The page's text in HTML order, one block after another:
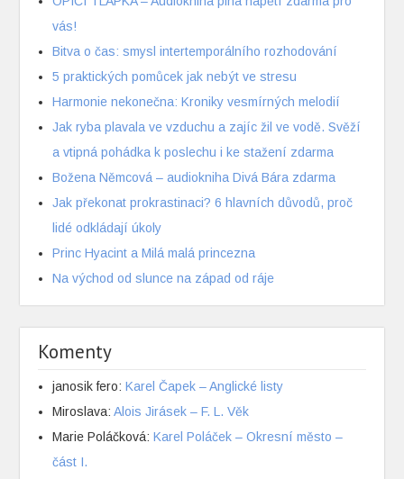
vás!
Bitva o čas: smysl intertemporálního rozhodování
5 praktických pomůcek jak nebýt ve stresu
Harmonie nekonečna: Kroniky vesmírných melodií
Jak ryba plavala ve vzduchu a zajíc žil ve vodě. Svěží
a vtipná pohádka k poslechu i ke stažení zdarma
Božena Němcová – audiokniha Divá Bára zdarma
Jak překonat prokrastinaci? 6 hlavních důvodů, proč
lidé odkládají úkoly
Princ Hyacint a Milá malá princezna
Na východ od slunce na západ od ráje
Komenty
janosik fero:Karel Čapek – Anglické listy
Miroslava:Alois Jirásek – F. L. Věk
Marie Poláčková:Karel Poláček – Okresní město –
část I.